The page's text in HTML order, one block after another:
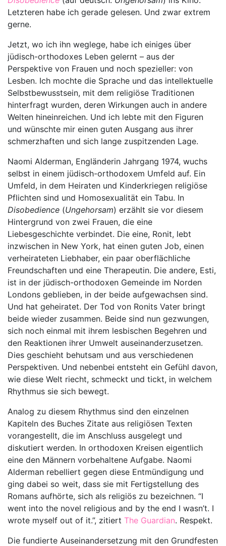
Letzteren habe ich gerade gelesen. Und zwar extrem
gerne.
Jetzt, wo ich ihn weglege, habe ich einiges über
jüdisch-orthodoxes Leben gelernt – aus der
Perspektive von Frauen und noch spezieller: von
Lesben. Ich mochte die Sprache und das intellektuelle
Selbstbewusstsein, mit dem religiöse Traditionen
hinterfragt wurden, deren Wirkungen auch in andere
Welten hineinreichen. Und ich lebte mit den Figuren
und wünschte mir einen guten Ausgang aus ihrer
schmerzhaften und sich lange zuspitzenden Lage.
Naomi Alderman, Engländerin Jahrgang 1974, wuchs
selbst in einem jüdisch-orthodoxem Umfeld auf. Ein
Umfeld, in dem Heiraten und Kinderkriegen religiöse
Pflichten sind und Homosexualität ein Tabu. In
Disobedience (Ungehorsam) erzählt sie vor diesem
Hintergrund von zwei Frauen, die eine
Liebesgeschichte verbindet. Die eine, Ronit, lebt
inzwischen in New York, hat einen guten Job, einen
verheirateten Liebhaber, ein paar oberflächliche
Freundschaften und eine Therapeutin. Die andere, Esti,
ist in der jüdisch-orthodoxen Gemeinde im Norden
Londons geblieben, in der beide aufgewachsen sind.
Und hat geheiratet. Der Tod von Ronits Vater bringt
beide wieder zusammen. Beide sind nun gezwungen,
sich noch einmal mit ihrem lesbischen Begehren und
den Reaktionen ihrer Umwelt auseinanderzusetzen.
Dies geschieht behutsam und aus verschiedenen
Perspektiven. Und nebenbei entsteht ein Gefühl davon,
wie diese Welt riecht, schmeckt und tickt, in welchem
Rhythmus sie sich bewegt.
Analog zu diesem Rhythmus sind den einzelnen
Kapiteln des Buches Zitate aus religiösen Texten
vorangestellt, die im Anschluss ausgelegt und
diskutiert werden. In orthodoxen Kreisen eigentlich
eine den Männern vorbehaltene Aufgabe. Naomi
Alderman rebelliert gegen diese Entmündigung und
ging dabei so weit, dass sie mit Fertigstellung des
Romans aufhörte, sich als religiös zu bezeichnen. “I
went into the novel religious and by the end I wasn’t. I
wrote myself out of it.”, zitiert The Guardian. Respekt.
Die fundierte Auseinandersetzung mit den Grundfesten